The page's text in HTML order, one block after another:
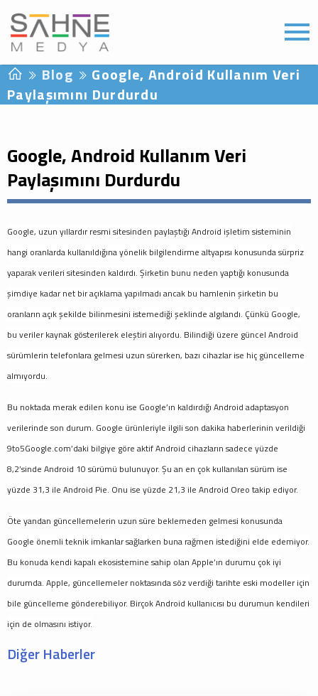
Blog
Google, Android Kullanım Veri
Paylaşımını Durdurdu
Google, Android Kullanım Veri
Paylaşımını Durdurdu
Google, uzun yıllardır resmi sitesinden paylaştığı Android işletim sisteminin
hangi oranlarda kullanıldığına yönelik bilgilendirme altyapısı konusunda sürpriz
yaparak verileri sitesinden kaldırdı. Şirketin bunu neden yaptığı konusunda
şimdiye kadar net bir açıklama yapılmadı ancak bu hamlenin şirketin bu
oranların açık şekilde bilinmesini istemediği şeklinde algılandı. Çünkü Google,
bu veriler kaynak gösterilerek eleştiri alıyordu. Bilindiği üzere güncel Android
sürümlerin telefonlara gelmesi uzun sürerken, bazı cihazlar ise hiç güncelleme
almıyordu.
Bu noktada merak edilen konu ise Google’ın kaldırdığı Android adaptasyon
verilerinde son durum. Google ürünleriyle ilgili son dakika haberlerinin verildiği
9to5Google.com’daki bilgiye göre aktif Android cihazların sadece yüzde
8,2’sinde Android 10 sürümü bulunuyor. Şu an en çok kullanılan sürüm ise
yüzde 31,3 ile Android Pie. Onu ise yüzde 21,3 ile Android Oreo takip ediyor.
Öte yandan güncellemelerin uzun süre beklemeden gelmesi konusunda
Google önemli teknik imkanlar sağlarken buna rağmen istediğini elde edemiyor.
Bu konuda kendi kapalı ekosistemine sahip olan Apple’ın durumu çok iyi
durumda. Apple, güncellemeler noktasında söz verdiği tarihte eski modeller için
bile güncelleme gönderebiliyor. Birçok Android kullanıcısı bu durumun kendileri
için de olmasını istiyor.
Diğer Haberler